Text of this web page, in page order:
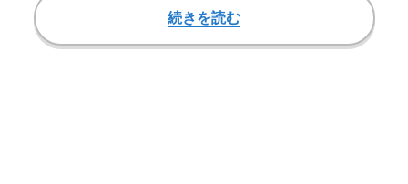
続きを読む